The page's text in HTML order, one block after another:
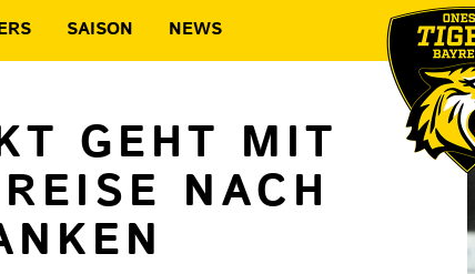
SAISON NEWS
GEHT MIT
NACH